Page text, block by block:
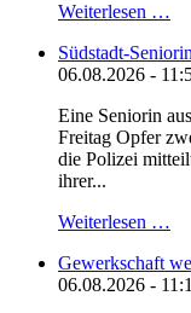
Weiterlesen …
Südstadt-
06.08.2026 -
Eine Seniorin
Freitag Opfer
die Polizei
ihrer...
Weiterlesen …
Gewerkschaft
06.08.2026 -